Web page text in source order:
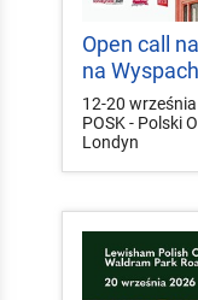
Open call
na Wyspach
12-20
POSK - Polski
Londyn